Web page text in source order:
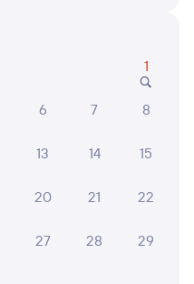
варианты
Показать
1
6 7 8
13 14 15
20 21 22
27 28 29